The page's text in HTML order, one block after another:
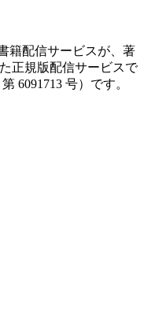
籍配信サービスが、著
正規版配信サービスで
6091713 号）です。